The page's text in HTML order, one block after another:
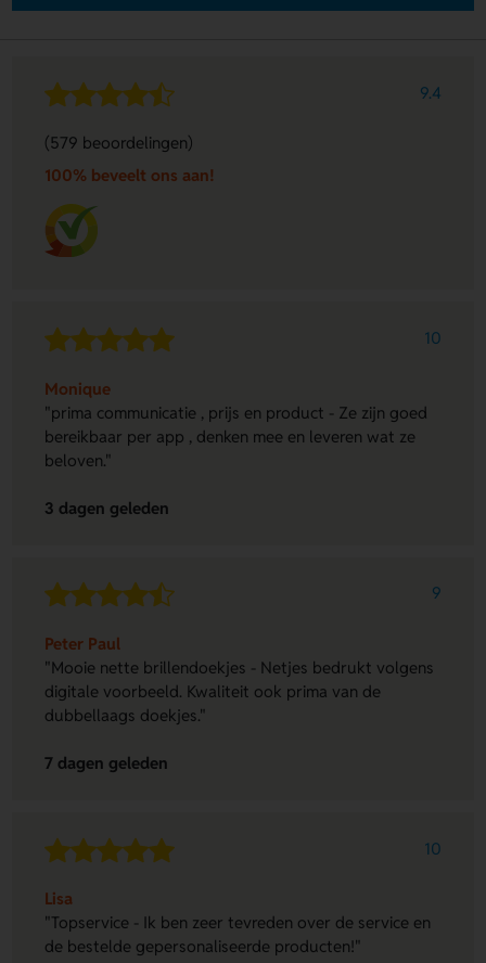
9.4
(579 beoordelingen)
100% beveelt ons aan!
10
Monique
"prima communicatie , prijs en product - Ze zijn goed
bereikbaar per app , denken mee en leveren wat ze
beloven."
3 dagen geleden
9
Peter Paul
"Mooie nette brillendoekjes - Netjes bedrukt volgens
digitale voorbeeld. Kwaliteit ook prima van de
dubbellaags doekjes."
7 dagen geleden
10
Lisa
"Topservice - Ik ben zeer tevreden over de service en
de bestelde gepersonaliseerde producten!"